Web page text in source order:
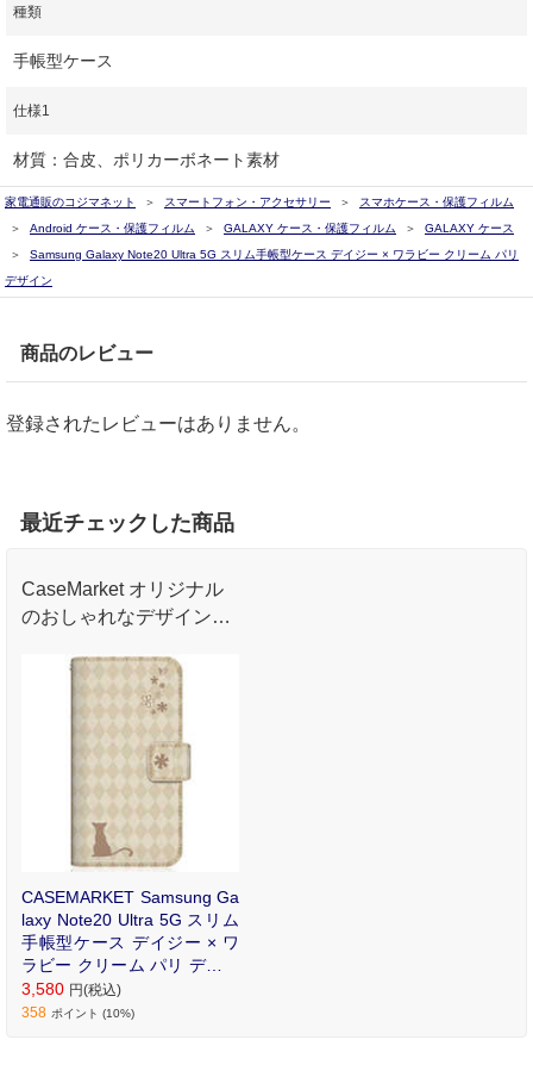
種類
手帳型ケース
仕様1
材質：合皮、ポリカーボネート素材
家電通販のコジマネット スマートフォン・アクセサリー
スマホケース・保護フィルム
Android ケース・保護フィルム
GALAXY ケース・保護フィルム
GALAXY ケース
Samsung Galaxy Note20 Ultra 5G スリム手帳型ケース デイジー × ワラビー クリーム パリ
デザイン
商品のレビュー
登録されたレビューはありません。
最近チェックした商品
CaseMarket オリジナル
のおしゃれなデザインプ
ル手帳型ケース。
CASEMARKET Samsung Ga
laxy Note20 Ultra 5G スリム
手帳型ケース デイジー × ワ
ラビー クリーム パリ デザイ
ン SC-53A-BCM2S2086-78
3,580 円(税込)
358 ポイント (10%)